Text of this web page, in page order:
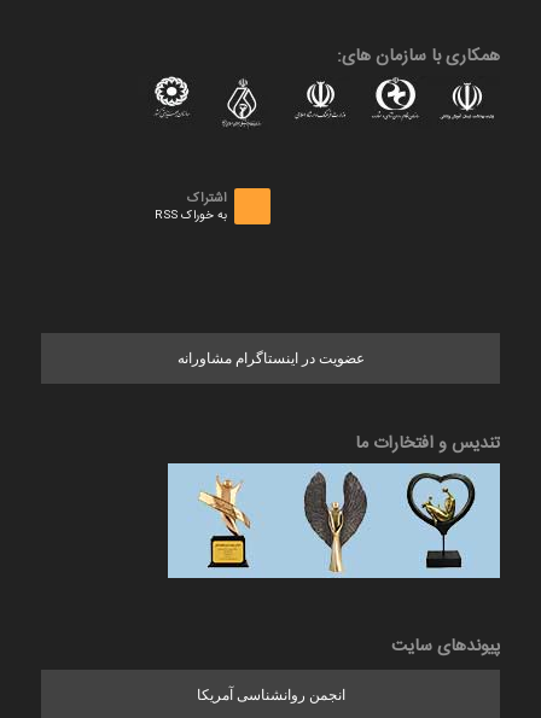
همکاری با سازمان های:
اشتراک
به خوراک RSS
عضویت در اینستاگرام مشاورانه
تندیس و افتخارات ما
پیوندهای سایت
انجمن روانشناسی آمریکا